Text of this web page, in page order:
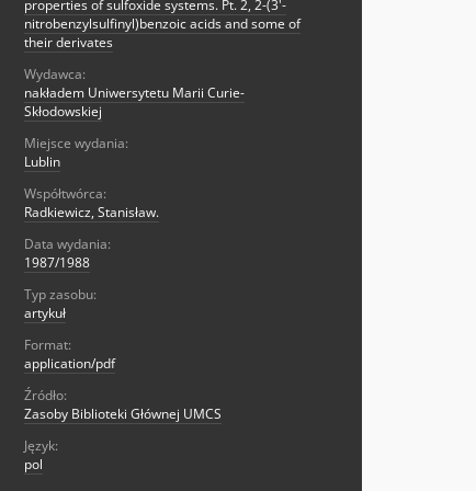
properties of sulfoxide systems. Pt. 2, 2-(3'-
nitrobenzylsulfinyl)benzoic acids and some of
their derivates
Wydawca:
nakładem Uniwersytetu Marii Curie-
Skłodowskiej
Miejsce wydania:
Lublin
Współtwórca:
Radkiewicz, Stanisław.
Data wydania:
1987/1988
Typ zasobu:
artykuł
Format:
application/pdf
Źródło:
Zasoby Biblioteki Głównej UMCS
Język:
pol